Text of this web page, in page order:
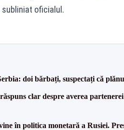
subliniat oficialul.
doi bărbați, suspectați că
clar despre averea
în politica monetară a Rusiei.